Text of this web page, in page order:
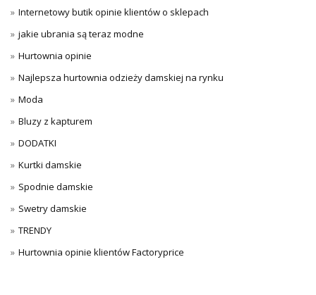
Internetowy butik opinie klientów o sklepach
jakie ubrania są teraz modne
Hurtownia opinie
Najlepsza hurtownia odzieży damskiej na rynku
Moda
Bluzy z kapturem
DODATKI
Kurtki damskie
Spodnie damskie
Swetry damskie
TRENDY
Hurtownia opinie klientów Factoryprice